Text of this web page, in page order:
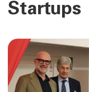
DIENSTLEISTUNGEN
MEHR ALS BANK
ÜBER UNS
Startups